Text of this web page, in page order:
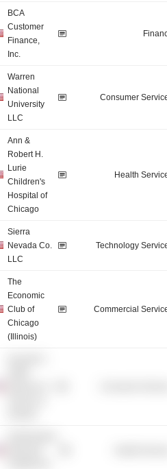
BCA
Customer
Finance,
Inc.
Warren
National
University
LLC
Consumer
Ann &
Robert H.
Lurie
Children's
Hospital of
Chicago
Health
Sierra
Nevada Co.
LLC
Technology
The
Economic
Club of
Chicago
(Illinois)
Commercial